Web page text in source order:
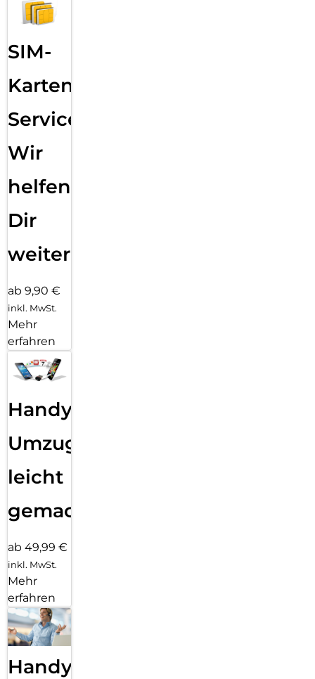
SIM-
Karten
Service:
Wir
helfen
Dir
weiter
ab 9,90 €
inkl. MwSt.
Mehr
erfahren
Handy
Umzug
leicht
gemacht!
ab 49,99 €
inkl. MwSt.
Mehr
erfahren
Handy